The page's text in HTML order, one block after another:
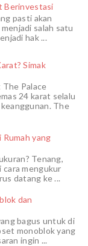
Berinvestasi
pasti akan
salah satu
hak ...
Simak
The Palace
24 karat selalu
The
yang
Tenang,
cara mengukur
datang ke ...
dan
bagus untuk di
monoblok yang
ingin ...